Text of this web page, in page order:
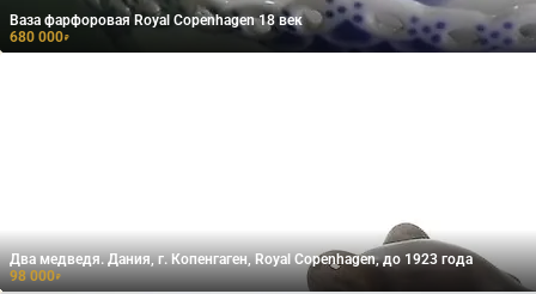
Baзa фаpфopoвая Royal Coрenhаgеn 18 век
680 000₽
Два медведя. Дания, г. Копенгаген, Royal Copenhagen, до 1923 года
98 000₽